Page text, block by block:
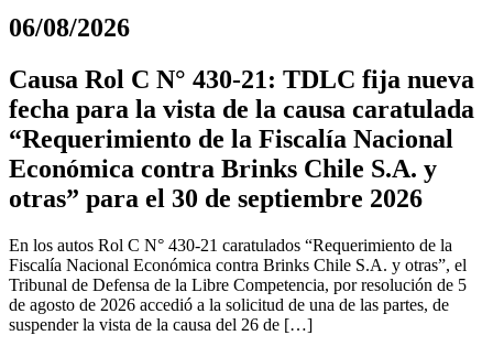
06/08/2026
Causa Rol C N° 430-21: TDLC fija nueva
fecha para la vista de la causa caratulada
“Requerimiento de la Fiscalía Nacional
Económica contra Brinks Chile S.A. y
otras” para el 30 de septiembre 2026
En los autos Rol C N° 430-21 caratulados “Requerimiento de la
Fiscalía Nacional Económica contra Brinks Chile S.A. y otras”, el
Tribunal de Defensa de la Libre Competencia, por resolución de 5
de agosto de 2026 accedió a la solicitud de una de las partes, de
suspender la vista de la causa del 26 de […]